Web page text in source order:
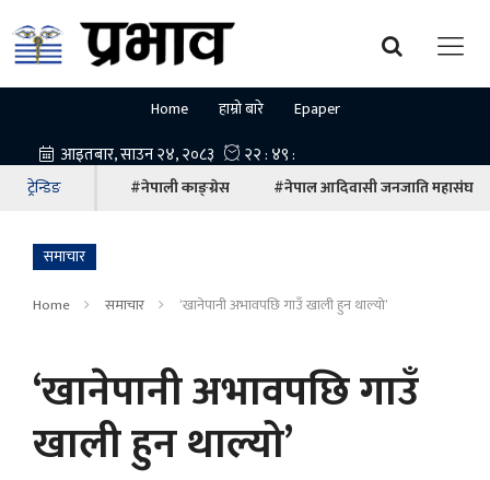
Home हाम्रो बारे Epaper
ट्रेन्डिङ #नेपाली काङ्ग्रेस #नेपाल आदिवासी जनजाति महासंघ
समाचार
Home समाचार ‘खानेपानी अभावपछि गाउँ खाली हुन थाल्यो’
‘खानेपानी अभावपछि गाउँ
खाली हुन थाल्यो’